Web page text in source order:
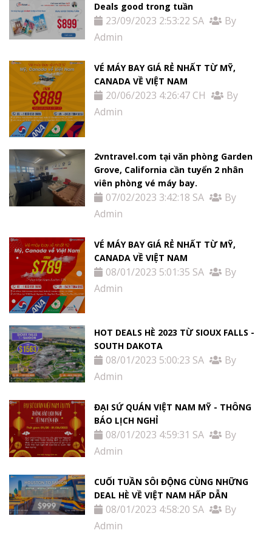
Deals good trong tuần
23/09/2023 2:53:22 SA
By
Admin
VÉ MÁY BAY GIÁ RẺ NHẤT TỪ MỸ,
CANADA VỀ VIỆT NAM
20/06/2023 4:26:47 CH
By
Admin
2vntravel.com tại văn phòng Garden
Grove, California cần tuyển 2 nhân
viên phòng vé máy bay.
07/02/2023 3:42:18 SA
By
Admin
VÉ MÁY BAY GIÁ RẺ NHẤT TỪ MỸ,
CANADA VỀ VIỆT NAM
08/01/2023 5:01:35 SA
By
Admin
HOT DEALS HÈ 2023 TỪ SIOUX FALLS -
SOUTH DAKOTA
08/01/2023 5:00:23 SA
By
Admin
ĐẠI SỨ QUÁN VIỆT NAM MỸ - THÔNG
BÁO LỊCH NGHỈ
08/01/2023 4:59:31 SA
By
Admin
CUỐI TUẦN SÔI ĐỘNG CÙNG NHỮNG
DEAL HÈ VỀ VIỆT NAM HẤP DẪN
08/01/2023 4:58:20 SA
By
Admin